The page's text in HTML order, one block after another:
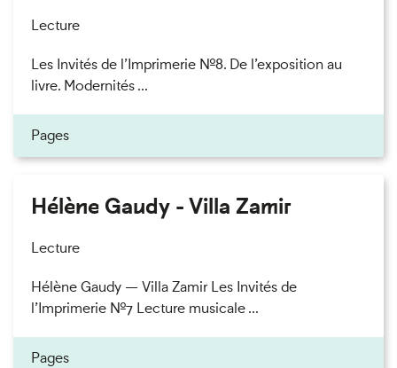
Lecture
Les Invités de l’Imprimerie n°8. De l’exposition au
livre. Modernités ...
Pages
Hélène Gaudy - Villa Zamir
Lecture
Hélène Gaudy — Villa Zamir Les Invités de
l’Imprimerie n°7 Lecture musicale ...
Pages